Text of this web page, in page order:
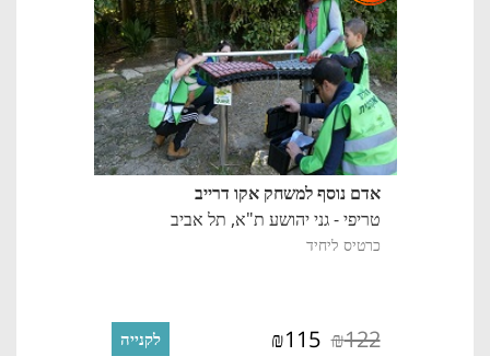
אדם נוסף למשחק אקו דרייב
טריפי - גני יהושע ת"א, תל אביב
כרטיס ליחיד
₪122
₪115 לקנייה